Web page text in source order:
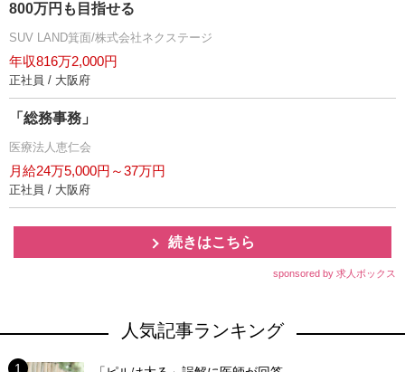
800万円も目指せる
SUV LAND箕面/株式会社ネクステージ
年収816万2,000円
正社員 / 大阪府
「総務事務」
医療法人恵仁会
月給24万5,000円～37万円
正社員 / 大阪府
続きはこちら
sponsored by 求人ボックス
人気記事ランキング